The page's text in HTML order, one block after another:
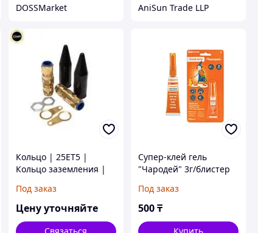
DOSSMarket AniSun Trade LLP
Кольцо | 25ET5 |
Кольцо заземления |
CMP
Под заказ
Цену уточняйте
Связаться
Супер-клей гель
"Чародей" 3г/блистер
Под заказ
500₸
Купить